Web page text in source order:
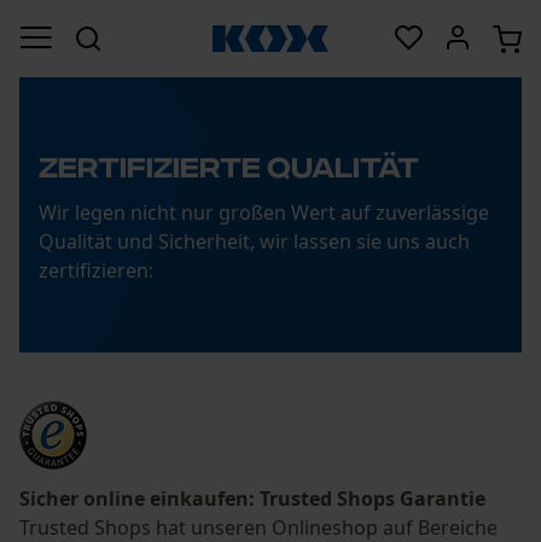
zertifizierte qualität
Wir legen nicht nur großen Wert auf zuverlässige
Qualität und Sicherheit, wir lassen sie uns auch
zertifizieren:
Sicher online einkaufen: Trusted Shops Garantie
Trusted Shops hat unseren Onlineshop auf Bereiche